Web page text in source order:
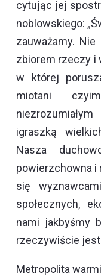
cytując jej
noblowskiego:
zauważamy.
zbiorem rzeczy i
w której
miotani
igraszką
Nasza
powierzchowna i
się
społecznych,
nami jakbyśmy
rzeczywiście
Metropolita